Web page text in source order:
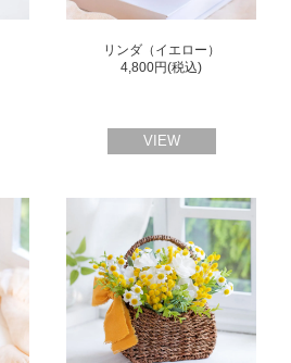
リンダ（イエロー）
4,800円(税込)
VIEW